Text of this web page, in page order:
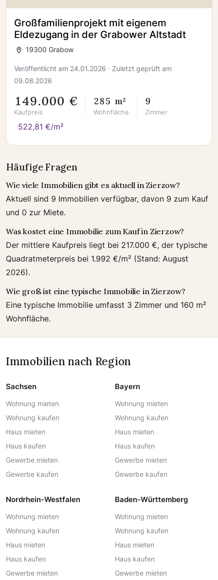
Großfamilienprojekt mit eigenem
Eldezugang in der Grabower Altstadt
19300 Grabow
Veröffentlicht am 24.01.2026 · Zuletzt geprüft am
09.08.2026
149.000 €
Kaufpreis
285 m²
Wohnfläche
9
Zimmer
522,81 €/m²
Häufige Fragen
Wie viele Immobilien gibt es aktuell in Zierzow?
Aktuell sind 9 Immobilien verfügbar, davon 9 zum Kauf
und 0 zur Miete.
Was kostet eine Immobilie zum Kauf in Zierzow?
Der mittlere Kaufpreis liegt bei 217.000 €, der typische
Quadratmeterpreis bei 1.992 €/m² (Stand: August
2026).
Wie groß ist eine typische Immobilie in Zierzow?
Eine typische Immobilie umfasst 3 Zimmer und 160 m²
Wohnfläche.
Immobilien nach Region
Sachsen
Wohnung mieten
Wohnung kaufen
Haus mieten
Haus kaufen
Gewerbe mieten
Gewerbe kaufen
Bayern
Wohnung mieten
Wohnung kaufen
Haus mieten
Haus kaufen
Gewerbe mieten
Gewerbe kaufen
Nordrhein-Westfalen
Wohnung mieten
Wohnung kaufen
Haus mieten
Haus kaufen
Gewerbe mieten
Baden-Württemberg
Wohnung mieten
Wohnung kaufen
Haus mieten
Haus kaufen
Gewerbe mieten